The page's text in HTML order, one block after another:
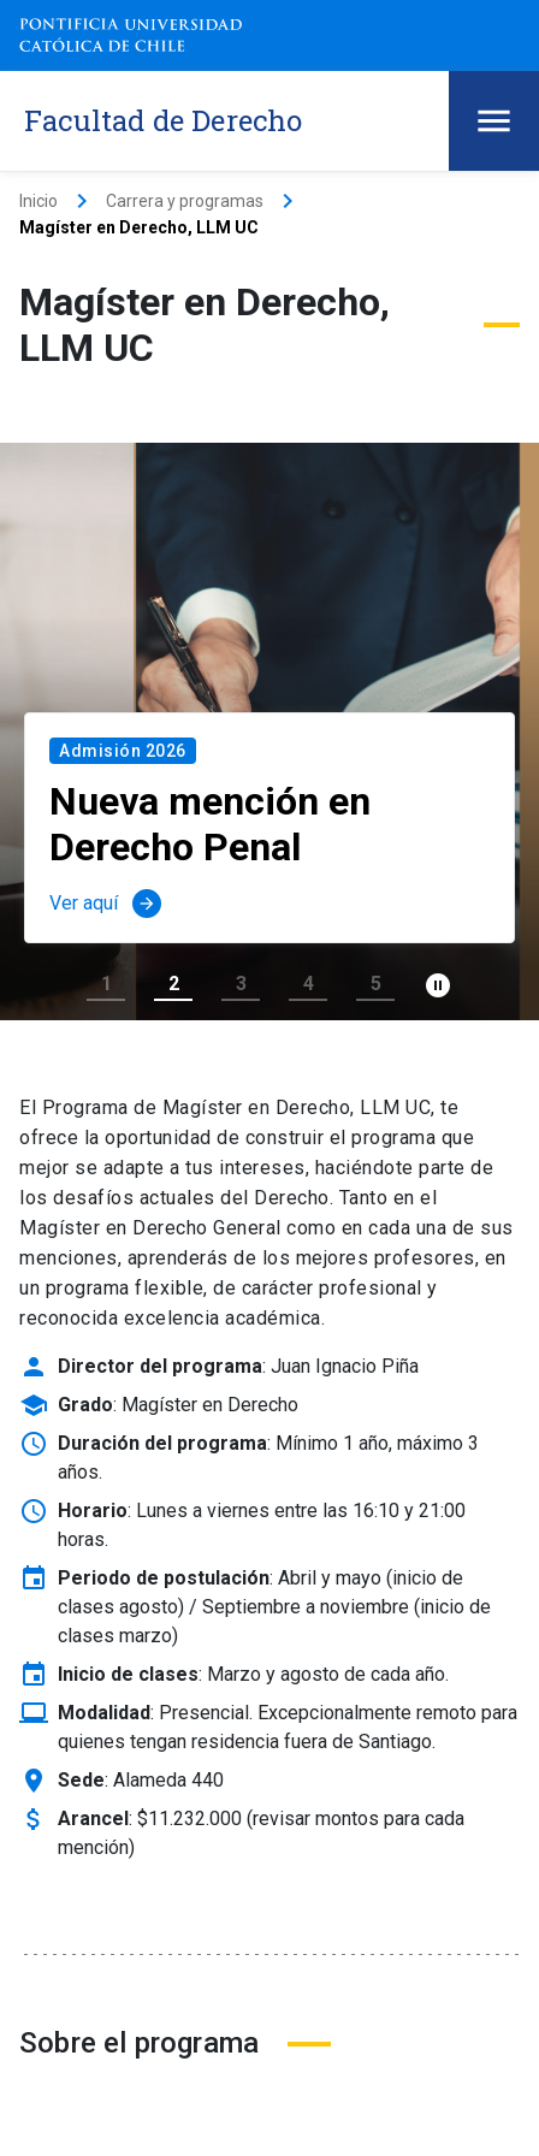
Facultad de Derecho
Inicio keyboard_arrow_right Carrera y programas keyboard_arrow_right
Magíster en Derecho, LLM UC
Magíster en Derecho,
LLM UC
Admisión 2026
Nueva mención en
Derecho Penal
Ver aquí arrow_forward
1 2 3 4 5 pause_circle_filled
El Programa de Magíster en Derecho, LLM UC, te
ofrece la oportunidad de construir el programa que
mejor se adapte a tus intereses, haciéndote parte de
los desafíos actuales del Derecho. Tanto en el
Magíster en Derecho General como en cada una de sus
menciones, aprenderás de los mejores profesores, en
un programa flexible, de carácter profesional y
reconocida excelencia académica.
person Director del programa: Juan Ignacio Piña
school Grado: Magíster en Derecho
schedule Duración del programa: Mínimo 1 año, máximo 3
años.
schedule Horario: Lunes a viernes entre las 16:10 y 21:00
horas.
event Periodo de postulación: Abril y mayo (inicio de
clases agosto) / Septiembre a noviembre (inicio de
clases marzo)
event Inicio de clases: Marzo y agosto de cada año.
laptop_windows Modalidad: Presencial. Excepcionalmente remoto para
quienes tengan residencia fuera de Santiago.
location_on Sede: Alameda 440
attach_money Arancel: $11.232.000 (revisar montos para cada
mención)
Sobre el programa